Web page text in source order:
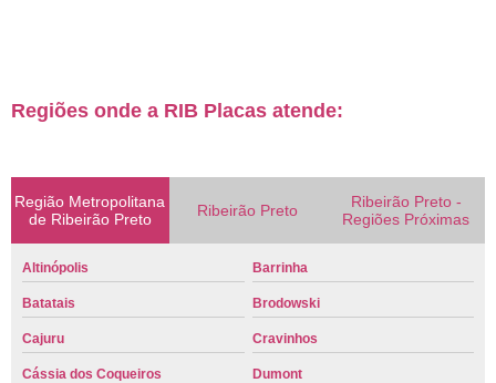
Regiões onde a RIB Placas atende:
Região Metropolitana
de Ribeirão Preto
Ribeirão Preto
Ribeirão Preto -
Regiões Próximas
Altinópolis Barrinha
Batatais Brodowski
Cajuru Cravinhos
Cássia dos Coqueiros Dumont